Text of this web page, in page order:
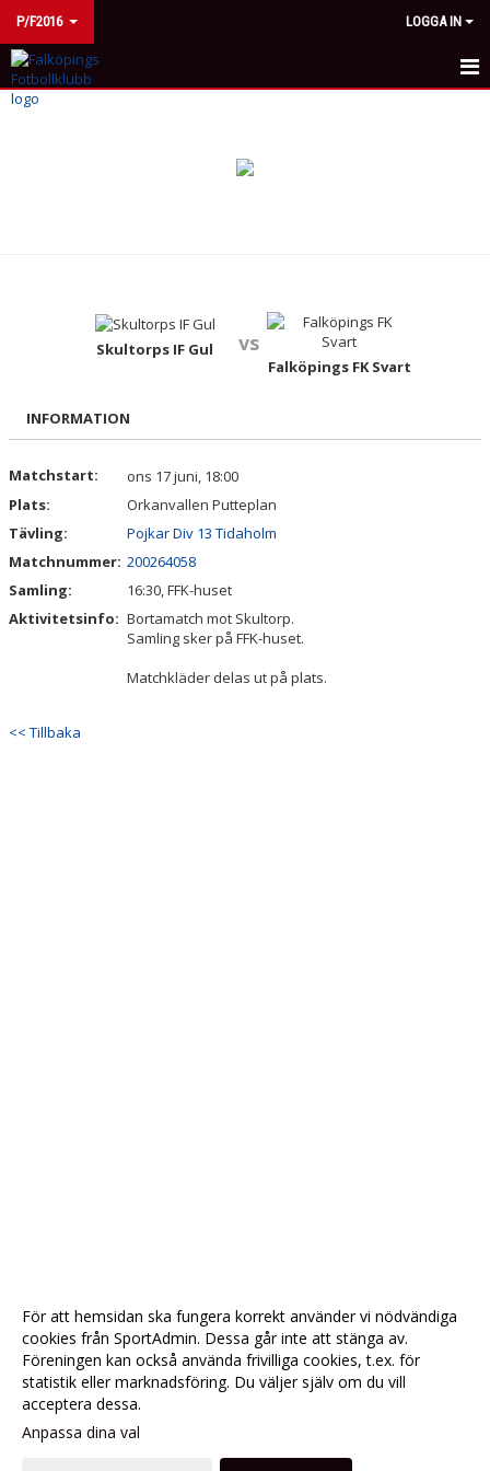
P/F2016 LOGGA IN
HEM
Skultorps IF Gul vs
Falköpings FK Svart
INFORMATION
Matchstart:
ons 17 juni, 18:00
Plats:
Orkanvallen Putteplan
Tävling:
Pojkar Div 13 Tidaholm
Matchnummer: 200264058
Samling:
16:30, FFK-huset
Aktivitetsinfo: Bortamatch mot Skultorp.
Samling sker på FFK-huset.
Matchkläder delas ut på plats.
<< Tillbaka
För att hemsidan ska fungera korrekt använder vi nödvändiga
cookies från SportAdmin. Dessa går inte att stänga av.
Föreningen kan också använda frivilliga cookies, t.ex. för
statistik eller marknadsföring. Du väljer själv om du vill
acceptera dessa.
Anpassa dina val